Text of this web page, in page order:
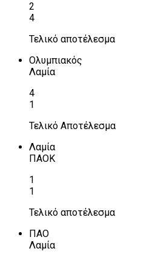
2
4
Τελικό αποτέλεσμα
Ολυμπιακός
Λαμία
4
1
Τελικό Αποτέλεσμα
Λαμία
ΠΑΟΚ
1
1
Τελικό αποτέλεσμα
ΠΑΟ
Λαμία